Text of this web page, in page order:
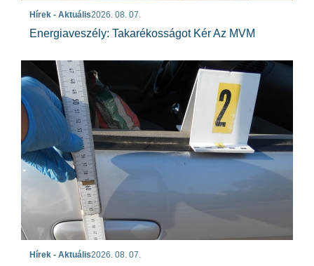
Hírek - Aktuális2026. 08. 07.
Energiaveszély: Takarékosságot Kér Az MVM
Hírek - Aktuális2026. 08. 07.